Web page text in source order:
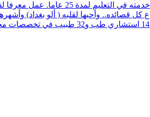
عمل معرفا لقرية البلعلا .
كل قصائده.. وأحبها لقلبه ( ألو بغداد)
83 حاملي مؤهلات عليا منهم 5 بروفسيور منهم 3 أطباء و32